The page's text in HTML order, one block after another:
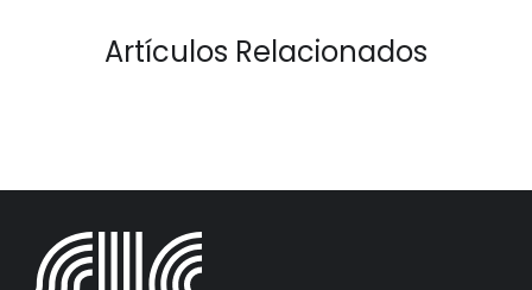
Artículos Relacionados